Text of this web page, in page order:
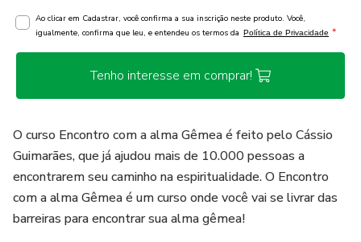
Ao clicar em Cadastrar, você confirma a sua inscrição neste produto. Você,
igualmente, confirma que leu, e entendeu os termos da Política de Privacidade *
Tenho interesse em comprar!
O curso Encontro com a alma Gêmea é feito pelo Cássio
Guimarães, que já ajudou mais de 10.000 pessoas a
encontrarem seu caminho na espiritualidade. O Encontro
com a alma Gêmea é um curso onde você vai se livrar das
barreiras para encontrar sua alma gêmea!